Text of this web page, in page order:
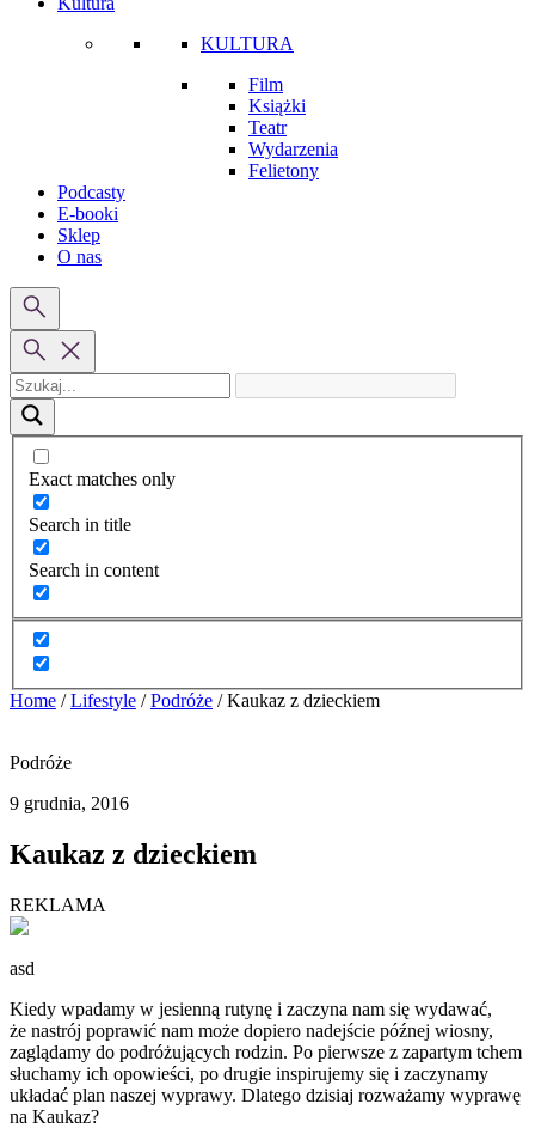
KULTURA
Film
Książki
Teatr
Wydarzenia
Felietony
Podcasty
E-booki
Sklep
O nas
Exact matches only
Search in title
Search in content
Home / Lifestyle / Podróże / Kaukaz z dzieckiem
Podróże
9 grudnia, 2016
Kaukaz z dzieckiem
REKLAMA
asd
Kiedy wpadamy w jesienną rutynę i zaczyna nam się wydawać,
że nastrój poprawić nam może dopiero nadejście późnej wiosny,
zaglądamy do podróżujących rodzin. Po pierwsze z zapartym tchem
słuchamy ich opowieści, po drugie inspirujemy się i zaczynamy
układać plan naszej wyprawy. Dlatego dzisiaj rozważamy wyprawę
na Kaukaz?